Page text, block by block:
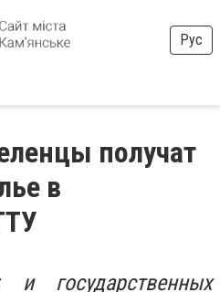
Рус
получат
в
государственных